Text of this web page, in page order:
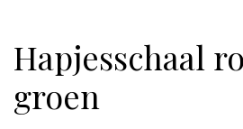
BADKAMER
IN
Hapjesschaal
groen